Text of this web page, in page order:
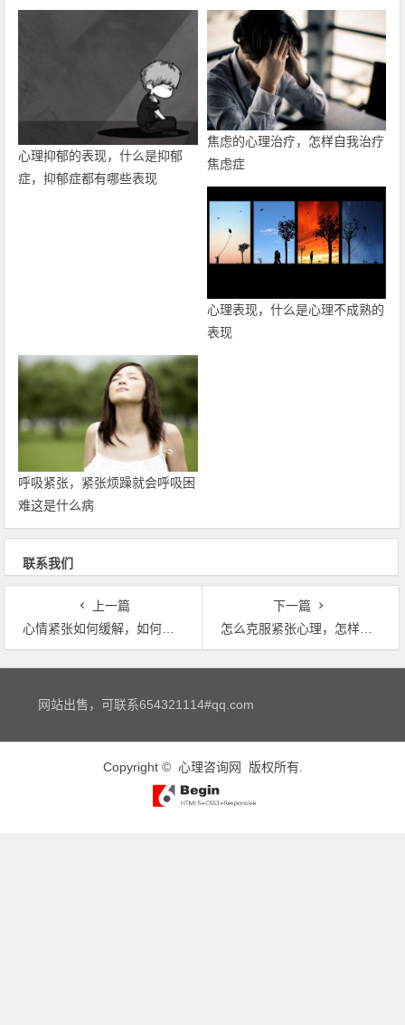
心理抑郁的表现，什么是抑郁
症，抑郁症都有哪些表现
焦虑的心理治疗，怎样自我治疗
焦虑症
心理表现，什么是心理不成熟的
表现
呼吸紧张，紧张烦躁就会呼吸困
难这是什么病
联系我们
上一篇
心情紧张如何缓解，如何缓解紧张情绪？
下一篇
怎么克服紧张心理，怎样才能克服紧张心理
文章导航
网站出售，可联系654321114#qq.com
Copyright © 心理咨询网 版权所有.